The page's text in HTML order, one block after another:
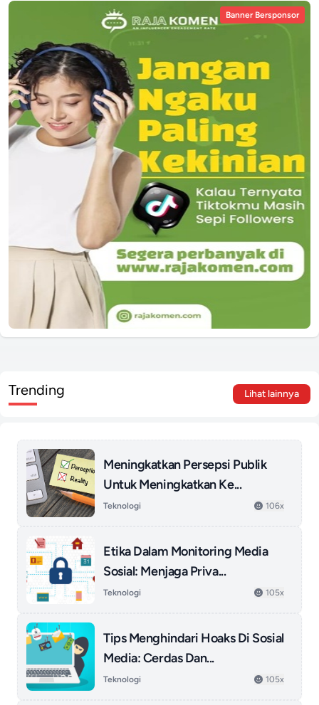
Banner Bersponsor
Trending Lihat lainnya
Meningkatkan Persepsi Publik
Untuk Meningkatkan Ke...
Teknologi 106x
Etika Dalam Monitoring Media
Sosial: Menjaga Priva...
Teknologi 105x
Tips Menghindari Hoaks Di Sosial
Media: Cerdas Dan...
Teknologi 105x